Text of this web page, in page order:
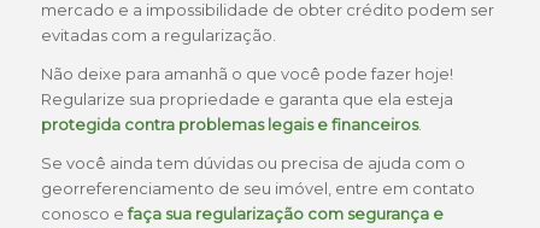
mercado e a impossibilidade de obter crédito podem ser
evitadas com a regularização.
Não deixe para amanhã o que você pode fazer hoje!
Regularize sua propriedade e garanta que ela esteja
protegida contra problemas legais e financeiros.
Se você ainda tem dúvidas ou precisa de ajuda com o
georreferenciamento de seu imóvel, entre em contato
conosco efaça sua regularização com segurança e